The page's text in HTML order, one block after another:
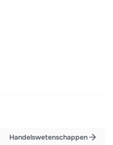
Handelswetenschappen